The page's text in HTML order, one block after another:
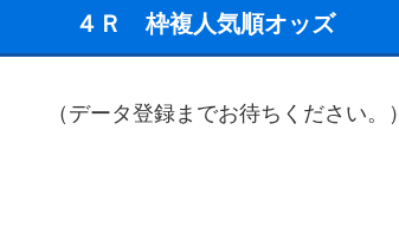
４Ｒ 枠複人気順オッズ
（データ登録までお待ちください。）